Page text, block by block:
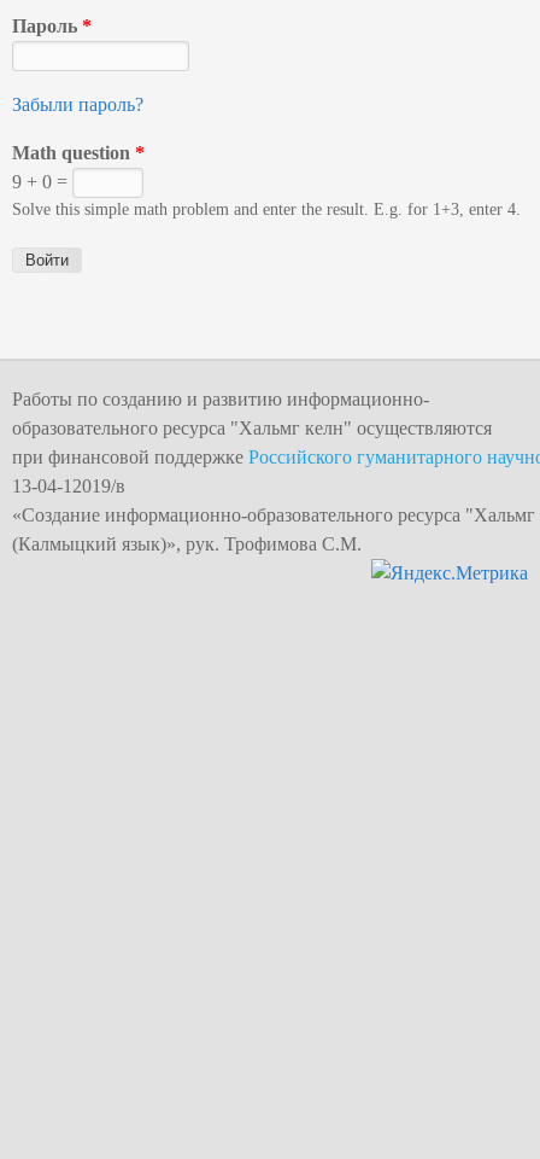
Пароль *
Забыли пароль?
Math question *
9 + 0 =
Solve this simple math problem and enter the result. E.g. for 1+3, enter 4.
Работы по созданию и развитию информационно-
образовательного ресурса "Хальмг келн" осуществляются
при финансовой поддержке Российского гуманитарного
13-04-12019/в
«Создание информационно-образовательного ресурса
(Калмыцкий язык)», рук. Трофимова С.М.